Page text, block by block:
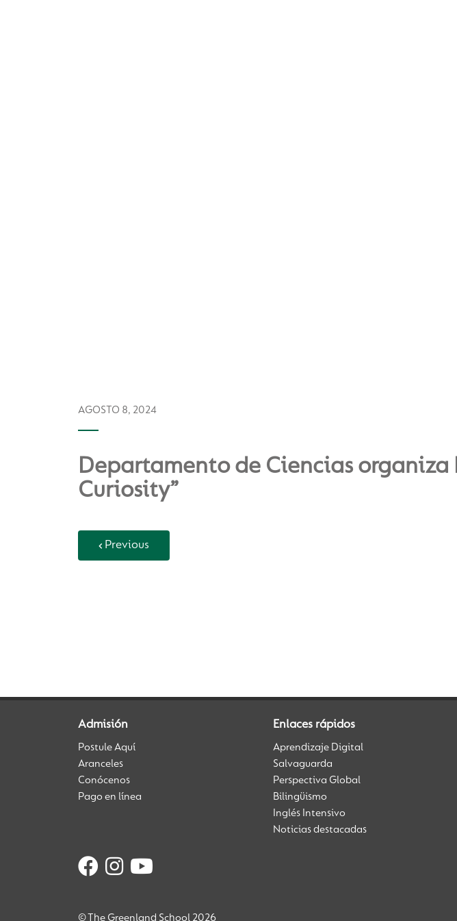
AGOSTO 8, 2024
Departamento de Ciencias organiza
Curiosity”
Previous
Admisión
Postule Aquí
Aranceles
Conócenos
Pago en línea
Enlaces rápidos
Aprendizaje Digital
Salvaguarda
Perspectiva Global
Bilingüismo
Inglés Intensivo
Noticias destacadas
© The Greenland School 2026